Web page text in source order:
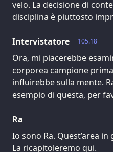
velo. La decisione di
disciplina è piuttosto
105.18
Intervistatore
Ora, mi piacerebbe
corporea campione
influirebbe sulla mente.
esempio di questa, per
Ra
Io sono Ra. Quest’area
La ricapitoleremo qui.